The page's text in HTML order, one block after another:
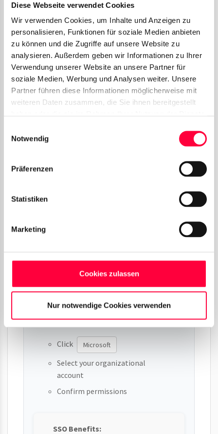
Diese Webseite verwendet Cookies
Wir verwenden Cookies, um Inhalte und Anzeigen zu
personalisieren, Funktionen für soziale Medien anbieten
zu können und die Zugriffe auf unsere Website zu
analysieren. Außerdem geben wir Informationen zu Ihrer
Verwendung unserer Website an unsere Partner für
soziale Medien, Werbung und Analysen weiter. Unsere
Partner führen diese Informationen möglicherweise mit
weiteren Daten zusammen, die Sie ihnen bereitgestellt
Cookies, wenn Sie unsere Webseite weiterhin nutzen.
Notwendig
Präferenzen
Statistiken
Marketing
Cookies zulassen
Nur notwendige Cookies verwenden
password
Email Login
Click Microsoft
Select your organizational
account
Confirm permissions
SSO Benefits: